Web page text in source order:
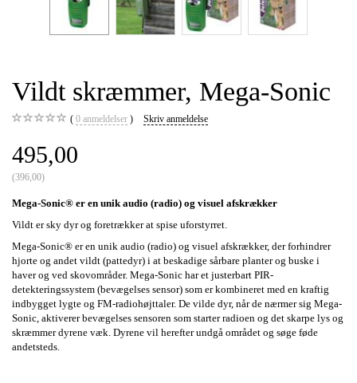
Vildt skræmmer, Mega-Sonic
0 anmeldelser Skriv anmeldelse
495,00
(396,00)
Mega-Sonic® er en unik audio (radio) og visuel afskrækker
Vildt er sky dyr og foretrækker at spise uforstyrret.
Mega-Sonic® er en unik audio (radio) og visuel afskrækker, der forhindrer
hjorte og andet vildt (pattedyr) i at beskadige sårbare planter og buske i
haver og ved skovområder. Mega-Sonic har et justerbart PIR-
detekteringssystem (bevægelses sensor) som er kombineret med en kraftig
indbygget lygte og FM-radiohøjttaler. De vilde dyr, når de nærmer sig Mega-
Sonic, aktiverer bevægelses sensoren som starter radioen og det skarpe lys og
skræmmer dyrene væk. Dyrene vil herefter undgå området og søge føde
andetsteds.